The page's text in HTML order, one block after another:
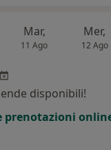
Mar,
11 Ago
Mer,
12 Ago
disponibili!
prenotazioni